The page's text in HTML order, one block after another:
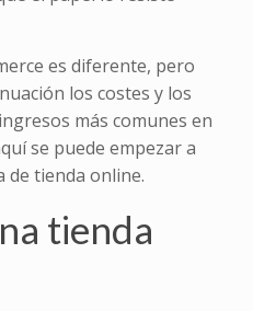
es diferente, pero
los costes y los
más comunes en
se puede empezar a
de tienda online.
tienda